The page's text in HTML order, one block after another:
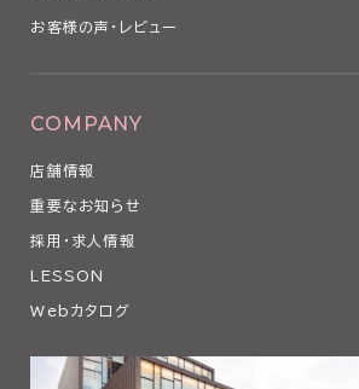
お客様の声・レビュー
COMPANY
店舗情報
重要なお知らせ
採用・求人情報
LESSON
Webカタログ